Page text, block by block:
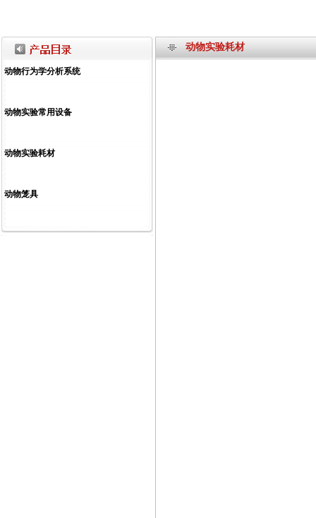
动物行为学分析系统
动物实验常用设备
动物实验耗材
动物笼具
动物实验耗材